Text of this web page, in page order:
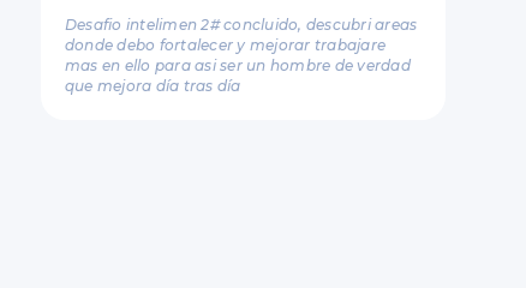
Desafio intelimen 2# concluido, descubri areas
donde debo fortalecer y mejorar trabajare
mas en ello para asi ser un hombre de verdad
que mejora día tras día